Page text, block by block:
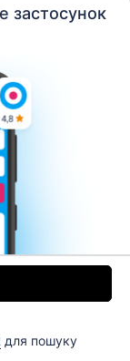
застосунок
для пошуку
використання
роботи №1 в